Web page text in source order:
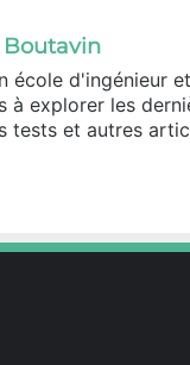
école d'ingénieur
à explorer les
tests et autres